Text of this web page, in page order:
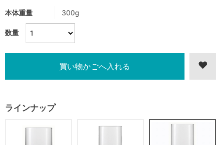
数量
本体重量 300g
ラインナップ